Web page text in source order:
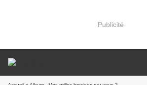
Publicité